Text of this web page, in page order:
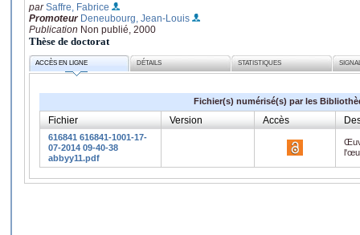
parSaffre, Fabrice
Promoteur Deneubourg, Jean-Louis
Publication Non publié, 2000
Thèse de doctorat
ACCÈS EN LIGNE DÉTAILS STATISTIQUES
Fichier(s) numérisé(s) par les
Fichier Version Accès
616841 616841-1001-17-
07-2014 09-40-38
abbyy11.pdf